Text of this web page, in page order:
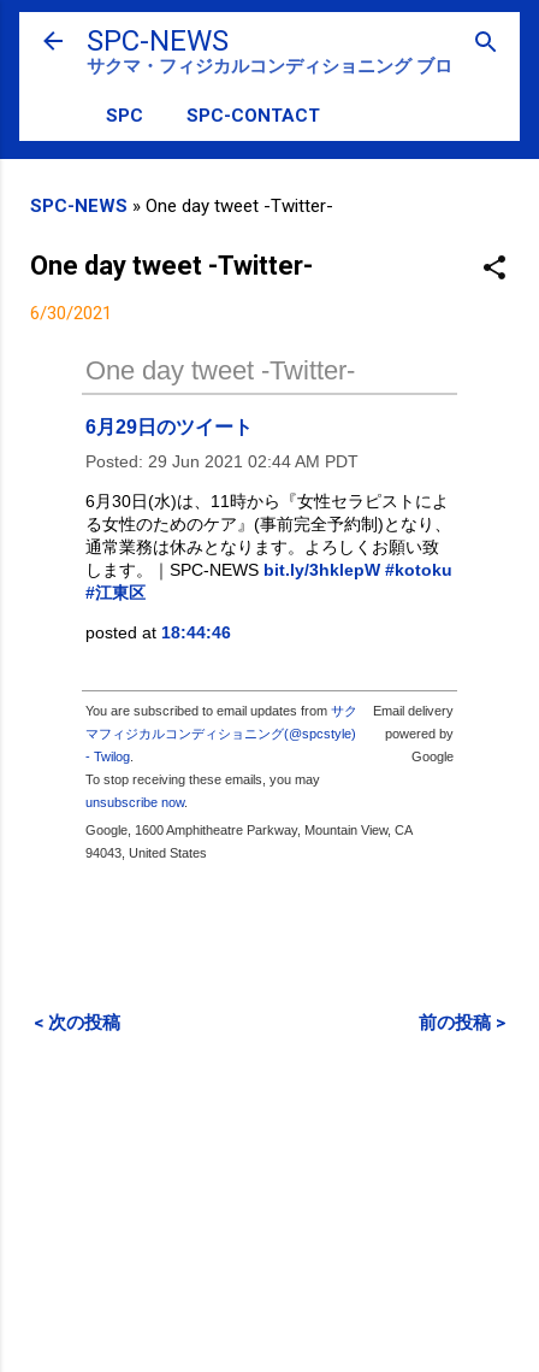
スキップしてメイン コンテンツに移動
SPC-NEWS
サクマ・フィジカルコンディショニング ブログ
SPC SPC-CONTACT
SPC-NEWS » One day tweet -Twitter-
One day tweet -Twitter-
6/30/2021
One day tweet -Twitter-
6月29日のツイート
Posted: 29 Jun 2021 02:44 AM PDT
6月30日(水)は、11時から『女性セラピストによ
る女性のためのケア』(事前完全予約制)となり、
通常業務は休みとなります。よろしくお願い致
します。｜SPC-NEWS bit.ly/3hklepW #kotoku
#江東区
posted at 18:44:46
You are subscribed to email updates from サク
マフィジカルコンディショニング(@spcstyle)
- Twilog
To stop receiving these emails, you may
unsubscribe now.
Email delivery
powered by
Google
Google, 1600 Amphitheatre Parkway, Mountain View, CA
94043, United States
< 次の投稿 前の投稿 >